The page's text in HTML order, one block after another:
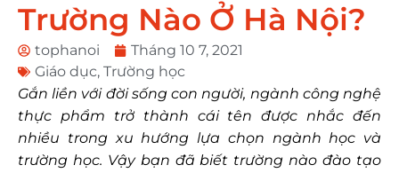
Trường Nào Ở Hà Nội?
tophanoi
Tháng 10 7, 2021
Giáo dục, Trường học
Gắn liền với đời sống con người, ngành công nghệ
thực phẩm trở thành cái tên được nhắc đến
nhiều trong xu hướng lựa chọn ngành học và
trường học. Vậy bạn đã biết trường nào đào tạo